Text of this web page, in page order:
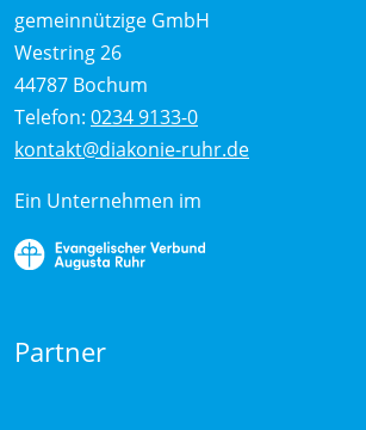
gemeinnützige GmbH
Westring 26
44787 Bochum
Telefon: 0234 9133-0
kontakt@diakonie-ruhr.de
Ein Unternehmen im
Partner